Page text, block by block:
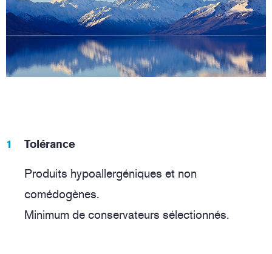
Tolérance
Produits hypoallergéniques et non
comédogènes.
Minimum de conservateurs sélectionnés.